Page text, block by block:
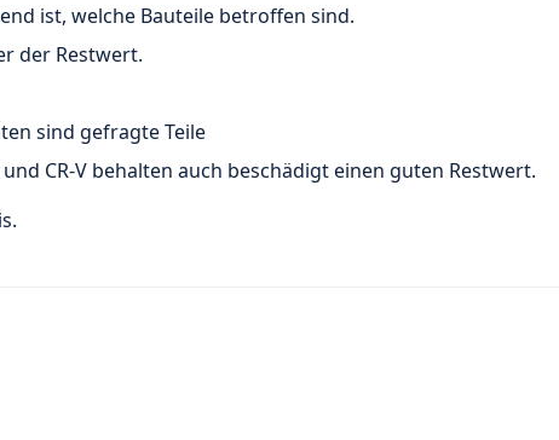
ist, welche Bauteile betroffen sind.
der Restwert.
sind gefragte Teile
CR-V behalten auch beschädigt einen guten Restwert.